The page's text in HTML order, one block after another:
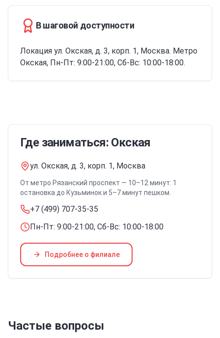
В шаговой доступности
Локация ул. Окская, д. 3, корп. 1, Москва. Метро
Окская, Пн-Пт: 9:00-21:00, Сб-Вс: 10:00-18:00.
Где заниматься: Окская
ул. Окская, д. 3, корп. 1, Москва
От метро Рязанский проспект — 10–12 минут: 1
остановка до Кузьминок и 5–7 минут пешком.
+7 (499) 707-35-35
Пн-Пт: 9:00-21:00, Сб-Вс: 10:00-18:00
Подробнее о филиале
Частые вопросы